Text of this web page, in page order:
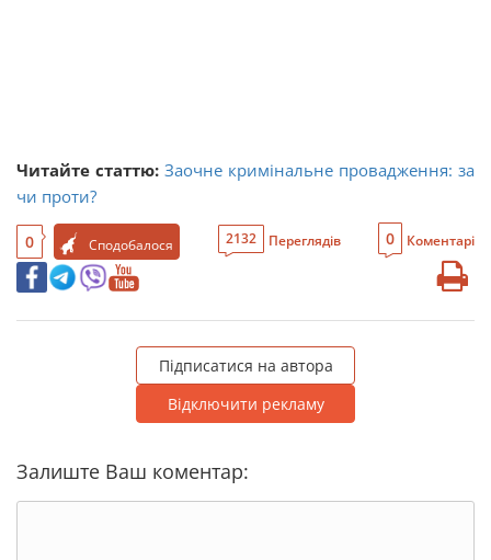
Читайте статтю: Заочне кримінальне провадження: за
чи проти?
0 Сподобалося 2132 Переглядів 0 Коментарі
Підписатися на автора
Відключити рекламу
Залиште Ваш коментар: